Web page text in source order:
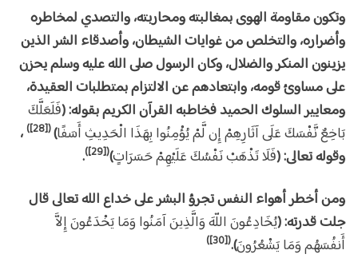
وتكون مقاومة الهوى بمغالبته ومحاربته، والتصدي لمخاطره
وأضراره، والتخلص من غوايات الشيطان، وأصدقاء الشر الذين
يزينون المنكر والضلال، وكان الرسول صلى الله عليه وسلم يحزن
على مساوئ قومه، وابتعادهم عن الالتزام بمتطلبات العقيدة،
ومعايير السلوك الحميد فخاطبه القرآن الكريم بقوله: (فَلَعَلَّكَ
بَاخِعٌ نَّفْسَكَ عَلَى آثَارِهِمْ إِن لَّمْ يُؤْمِنُوا بِهَذَا الْحَدِيثِ أَسَفًا)
([28])
،
وقوله تعالى: (فَلَا تَذْهَبْ نَفْسُكَ عَلَيْهِمْ حَسَرَاتٍ)
([29])
.
ومن أخطر أهواء النفس تجرؤ البشر على خداع الله تعالى قال
جلت قدرته: (يُخَادِعُونَ اللّهَ وَالَّذِينَ آمَنُوا وَمَا يَخْدَعُونَ إِلاَّ
أَنفُسَهُم وَمَا يَشْعُرُونَ).
([30])